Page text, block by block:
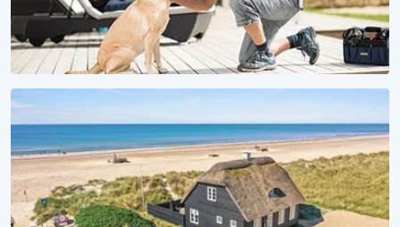
VOV, HVOR ER DET SMUKT HER!
Sommerhuse med hund tilladt